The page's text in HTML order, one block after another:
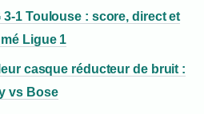
3-1 Toulouse : score, direct et
Ligue 1
casque réducteur de bruit :
vs Bose